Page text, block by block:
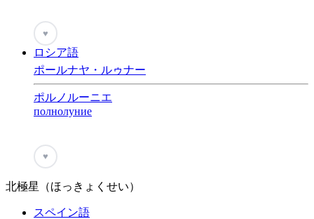
♥
ロシア語
ポールナヤ・ルゥナー
ポルノルーニエ
полнолуние
♥
北極星（ほっきょくせい）
スペイン語